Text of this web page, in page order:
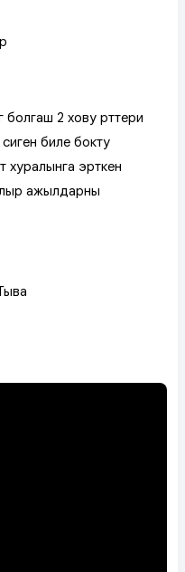
2 хову өрттери
сиген биле бокту
хуралынга эрткен
ажылдарны